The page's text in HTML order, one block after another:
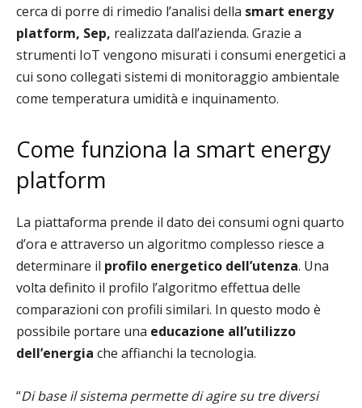
cerca di porre di rimedio l’analisi della smart energy
platform, Sep, realizzata dall’azienda. Grazie a
strumenti IoT vengono misurati i consumi energetici a
cui sono collegati sistemi di monitoraggio ambientale
come temperatura umidità e inquinamento.
Come funziona la smart energy
platform
La piattaforma prende il dato dei consumi ogni quarto
d’ora e attraverso un algoritmo complesso riesce a
determinare il profilo energetico dell’utenza. Una
volta definito il profilo l’algoritmo effettua delle
comparazioni con profili similari. In questo modo è
possibile portare una educazione all’utilizzo
dell’energia che affianchi la tecnologia.
“Di base il sistema permette di agire su tre diversi